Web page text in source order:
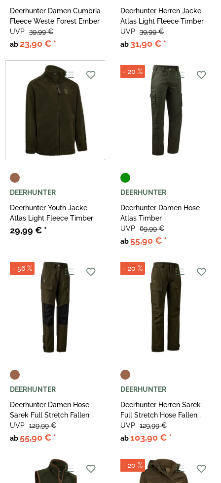
Deerhunter Damen Cumbria
Fleece Weste Forest Ember
ab23,90 € *
UVP 39,99 €
Deerhunter Herren Jacke
Atlas Light Fleece Timber
ab 31,90 € *
UVP 39,99 €
DEERHUNTER
Deerhunter Youth Jacke
Atlas Light Fleece Timber
29,99 € *
- 20 %
DEERHUNTER
Deerhunter Damen Hose
Atlas Timber
ab 55,90 € *
UVP 69,99 €
- 56 %
DEERHUNTER
Deerhunter Damen Hose
Sarek Full Stretch Fallen
Leaf/Black
ab 55,90 € *
UVP 129,99 €
- 20 %
DEERHUNTER
Deerhunter Herren Sarek
Full Stretch Hose Fallen
Leaf
ab103,90 € *
UVP 129,99 €
- 20 %